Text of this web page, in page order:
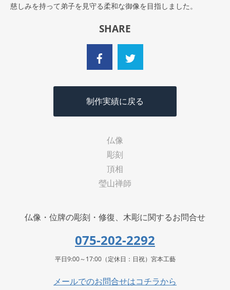
慈しみを持って弟子を見守る柔和な御像を目指しました。
SHARE
制作実績に戻る
仏像
彫刻
頂相
瑩山禅師
仏像・位牌の彫刻・修復、木彫に関するお問合せ
075-202-2292
平日9:00～17:00（定休日：日祝）宮本工藝
メールでのお問合せはコチラから